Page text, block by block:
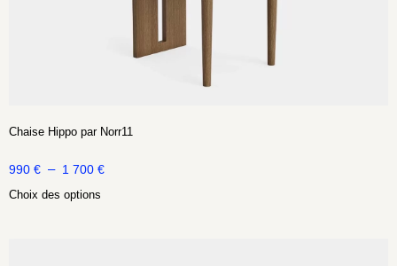
Chaise Hippo par Norr11
990 € – 1 700 €
Choix des options